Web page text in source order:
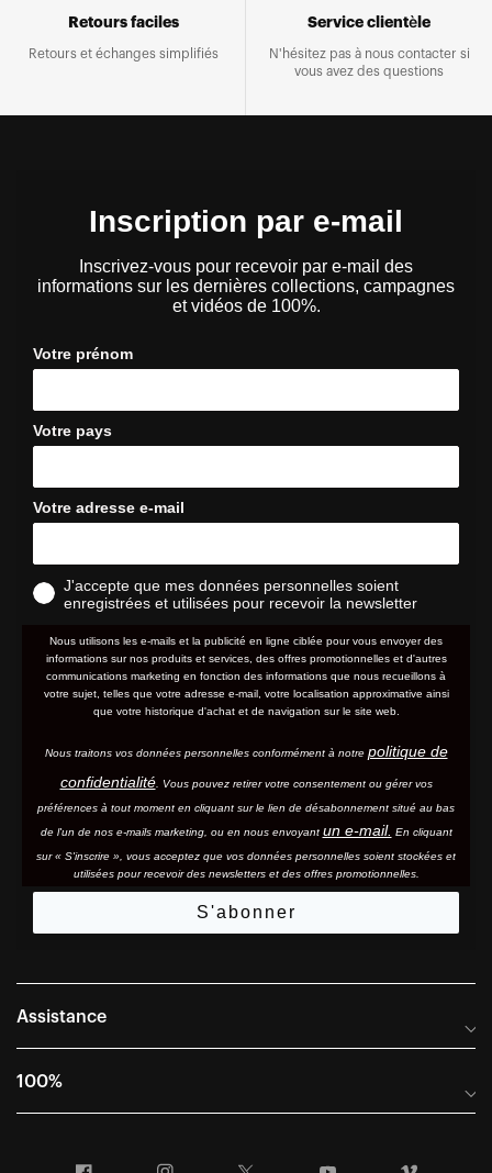
Retours faciles
Retours et échanges simplifiés
Service clientèle
N'hésitez pas à nous contacter si
vous avez des questions
Inscription par e-mail
Inscrivez-vous pour recevoir par e-mail des
informations sur les dernières collections, campagnes
et vidéos de 100%.
Votre prénom
Votre pays
Votre adresse e-mail
J'accepte que mes données personnelles soient
enregistrées et utilisées pour recevoir la newsletter
Nous utilisons les e-mails et la publicité en ligne ciblée pour vous envoyer des
informations sur nos produits et services, des offres promotionnelles et d'autres
communications marketing en fonction des informations que nous recueillons à
votre sujet, telles que votre adresse e-mail, votre localisation approximative ainsi
que votre historique d'achat et de navigation sur le site web.
Nous traitons vos données personnelles conformément à notre politique de
confidentialité. Vous pouvez retirer votre consentement ou gérer vos
préférences à tout moment en cliquant sur le lien de désabonnement situé au bas
de l'un de nos e-mails marketing, ou en nous envoyant un e-mail. En cliquant
sur « S'inscrire », vous acceptez que vos données personnelles soient stockées et
utilisées pour recevoir des newsletters et des offres promotionnelles.
S'abonner
Assistance
Foire aux questions
100%
Facebook Instagram YouTube